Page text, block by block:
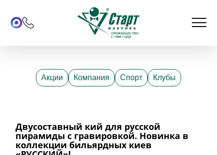
Акции Компания Спорт Клубы
Двусоставный кий для русской
пирамиды с гравировкой. Новинка в
коллекции бильярдных киев